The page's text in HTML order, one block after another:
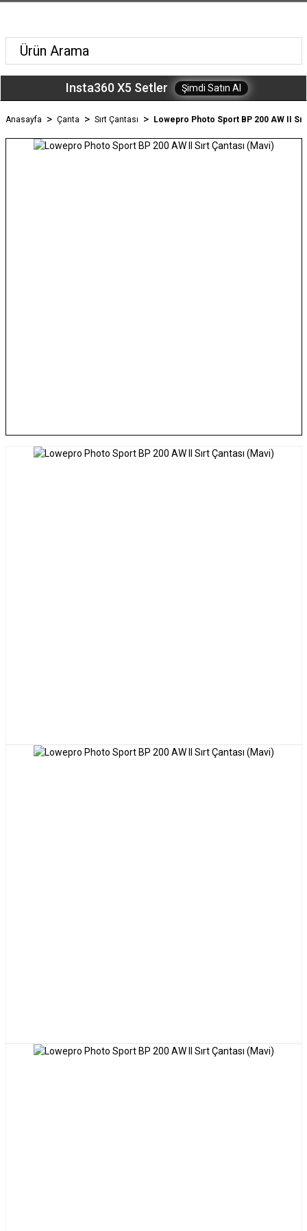
Insta360 X5 Setler Şimdi Satın Al
Anasayfa Çanta Sırt Çantası Lowepro Photo Sport BP 200 AW II